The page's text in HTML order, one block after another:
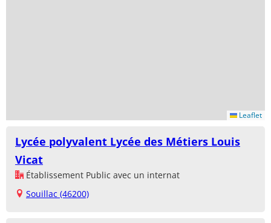
Leaflet
Lycée polyvalent Lycée des Métiers Louis
Vicat
Établissement Public avec un internat
Souillac (46200)